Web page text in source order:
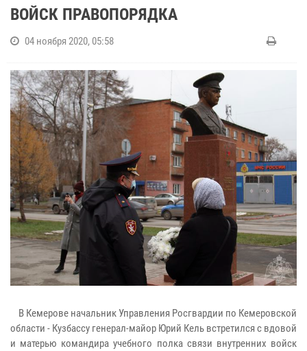
ВОЙСК ПРАВОПОРЯДКА
04 ноября 2020, 05:58
В Кемерове начальник Управления Росгвардии по Кемеровской
области - Кузбассу генерал-майор Юрий Кель встретился с вдовой
и матерью командира учебного полка связи внутренних войск